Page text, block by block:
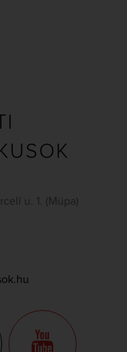
u. 1. (Müpa)